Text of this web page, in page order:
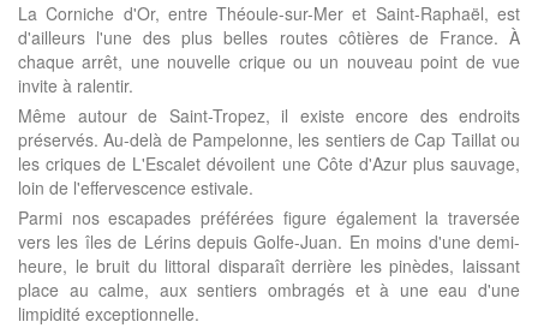
La Corniche d'Or, entre Théoule-sur-Mer et Saint-Raphaël, est
d'ailleurs l'une des plus belles routes côtières de France. À
chaque arrêt, une nouvelle crique ou un nouveau point de vue
invite à ralentir.
Même autour de Saint-Tropez, il existe encore des endroits
préservés. Au-delà de Pampelonne, les sentiers de Cap Taillat ou
les criques de L'Escalet dévoilent une Côte d'Azur plus sauvage,
loin de l'effervescence estivale.
Parmi nos escapades préférées figure également la traversée
vers les îles de Lérins depuis Golfe-Juan. En moins d'une demi-
heure, le bruit du littoral disparaît derrière les pinèdes, laissant
place au calme, aux sentiers ombragés et à une eau d'une
limpidité exceptionnelle.